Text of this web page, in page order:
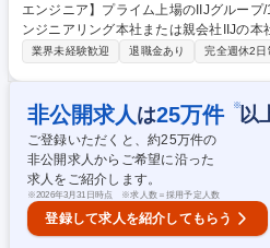
エンジニア】プライム上場のIIJグループ/100％自社
ンジニアリング本社または親会社IIJの本
セキュリティ等の運用業務全般を行って
ットワークサービスの監視・障害対応 ■
旧・機器設定変更 ■クラウドサービス（
の運用サポート ■サーバ機器のオペレー
【仕事の魅力】自社勤務のみで客先常駐
の運用に携わりながら、将来的な構築
ます。 募集職種 第二新卒歓迎【インフラエンジニア】プライム上場のIIJ
グループ/100％自社勤務
業界未経験歓迎 退職金あり 完全週休2日
非公開求人 は25万件 ※以
ご登録いただくと、約25万件の
非公開求人からご希望に沿った
求人をご紹介します。
※2026年3月31日時点 ※求人数＝採用予定人数
登録して求人を紹介してもらう